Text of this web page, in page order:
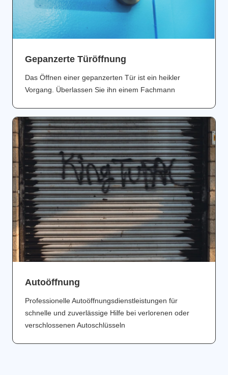
Gepanzerte Türöffnung
Das Öffnen einer gepanzerten Tür ist ein heikler
Vorgang. Überlassen Sie ihn einem Fachmann
Аutoöffnung
Professionelle Autoöffnungsdienstleistungen für
schnelle und zuverlässige Hilfe bei verlorenen oder
verschlossenen Autoschlüsseln